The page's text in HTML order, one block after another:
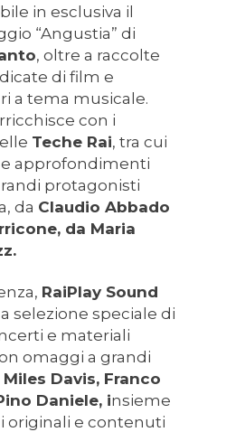
in esclusiva il
“Angustia” di
, oltre a raccolte
di film e
a tema musicale.
con i
Teche Rai, tra cui
approfondimenti
protagonisti
da Claudio Abbado
da Maria
RaiPlay Sound
selezione speciale di
e materiali
omaggi a grandi
Miles Davis, Franco
Daniele, insieme
originali e contenuti